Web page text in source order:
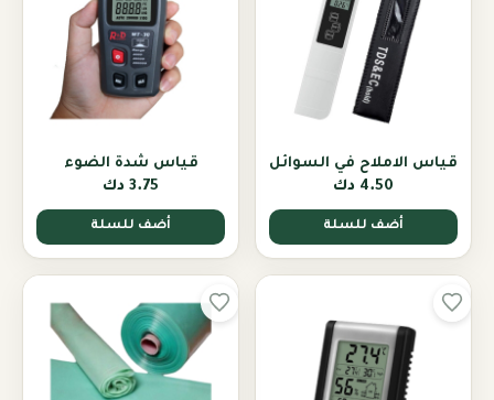
قياس الاملاح في السوائل
4.50 دك
أضف للسلة
قياس شدة الضوء
3.75 دك
أضف للسلة